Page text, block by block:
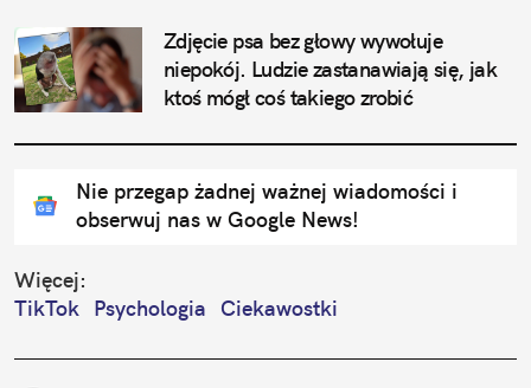
Zdjęcie psa bez głowy wywołuje
niepokój. Ludzie zastanawiają się, jak
ktoś mógł coś takiego zrobić
Nie przegap żadnej ważnej wiadomości i
obserwuj nas w Google News!
Więcej:
TikTok Psychologia Ciekawostki